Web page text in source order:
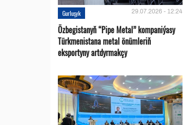
Gurluşyk 29.07.2026 - 12:24
Özbegistanyň “Pipe Metal” kompaniýasy
Türkmenistana metal önümleriň
eksportyny artdyrmakçy